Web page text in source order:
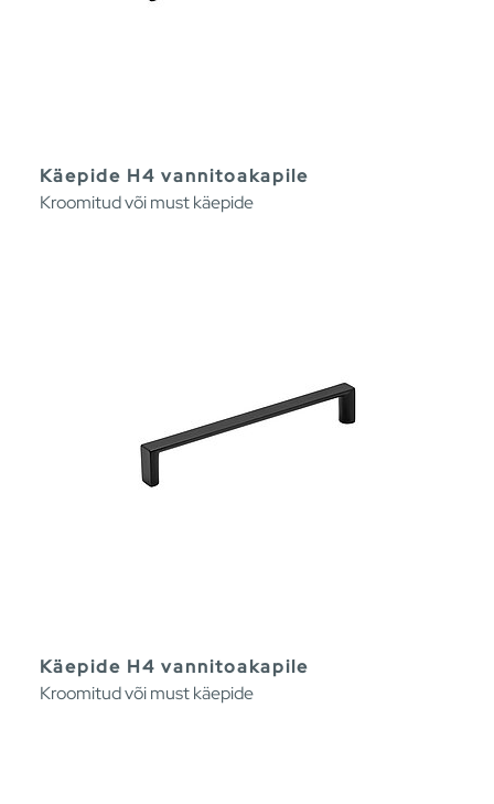
Käepide H4 vannitoakapile
Kroomitud või must käepide
Käepide H4 vannitoakapile
Kroomitud või must käepide